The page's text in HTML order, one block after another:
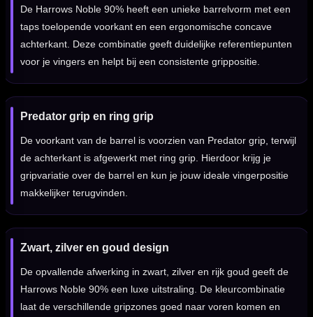
De Harrows Noble 90% heeft een unieke barrelvorm met een
taps toelopende voorkant en een ergonomische concave
achterkant. Deze combinatie geeft duidelijke referentiepunten
voor je vingers en helpt bij een consistente grippositie.
Predator grip en ring grip
De voorkant van de barrel is voorzien van Predator grip, terwijl
de achterkant is afgewerkt met ring grip. Hierdoor krijg je
gripvariatie over de barrel en kun je jouw ideale vingerpositie
makkelijker terugvinden.
Zwart, zilver en goud design
De opvallende afwerking in zwart, zilver en rijk goud geeft de
Harrows Noble 90% een luxe uitstraling. De kleurcombinatie
laat de verschillende gripzones goed naar voren komen en